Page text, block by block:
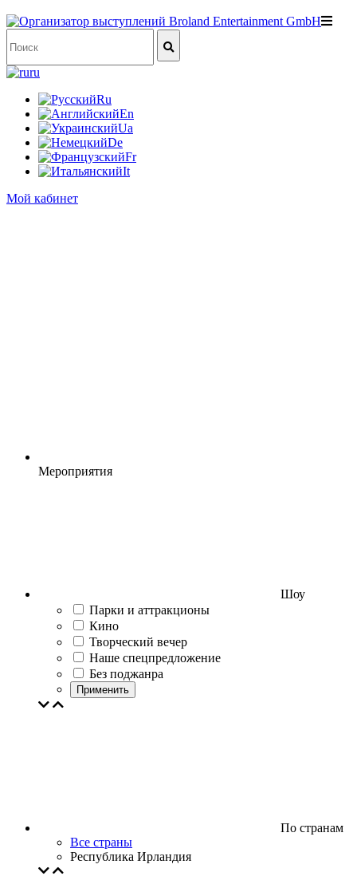
ru
Ru
En
Ua
De
Fr
It
Мой кабинет
Мероприятия
Шоу
Парки и аттракционы
Кино
Творческий вечер
Наше спецпредложение
Без поджанра
Применить
По странам
Все страны
Республика Ирландия